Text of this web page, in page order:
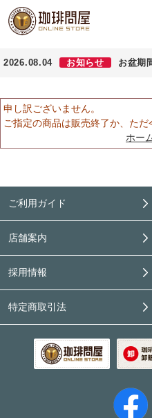
2026.08.04 お知らせ お盆期
申し訳ございません。
ご指定の商品は販売終了か、ただ
ホー
ご利用ガイド
店舗案内
採用情報
特定商取引法